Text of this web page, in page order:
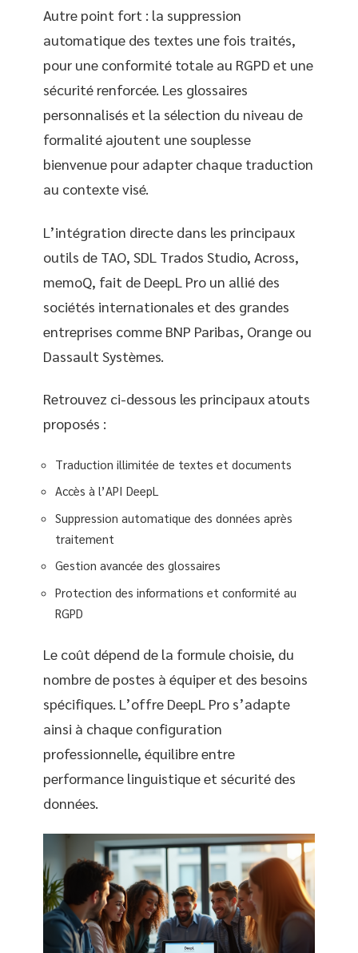
Autre point fort : la suppression
automatique des textes une fois traités,
pour une conformité totale au RGPD et une
sécurité renforcée. Les glossaires
personnalisés et la sélection du niveau de
formalité ajoutent une souplesse
bienvenue pour adapter chaque traduction
au contexte visé.
L’intégration directe dans les principaux
outils de TAO, SDL Trados Studio, Across,
memoQ, fait de DeepL Pro un allié des
sociétés internationales et des grandes
entreprises comme BNP Paribas, Orange ou
Dassault Systèmes.
Retrouvez ci-dessous les principaux atouts
proposés :
Traduction illimitée de textes et documents
Accès à l’API DeepL
Suppression automatique des données après
traitement
Gestion avancée des glossaires
Protection des informations et conformité au
RGPD
Le coût dépend de la formule choisie, du
nombre de postes à équiper et des besoins
spécifiques. L’offre DeepL Pro s’adapte
ainsi à chaque configuration
professionnelle, équilibre entre
performance linguistique et sécurité des
données.